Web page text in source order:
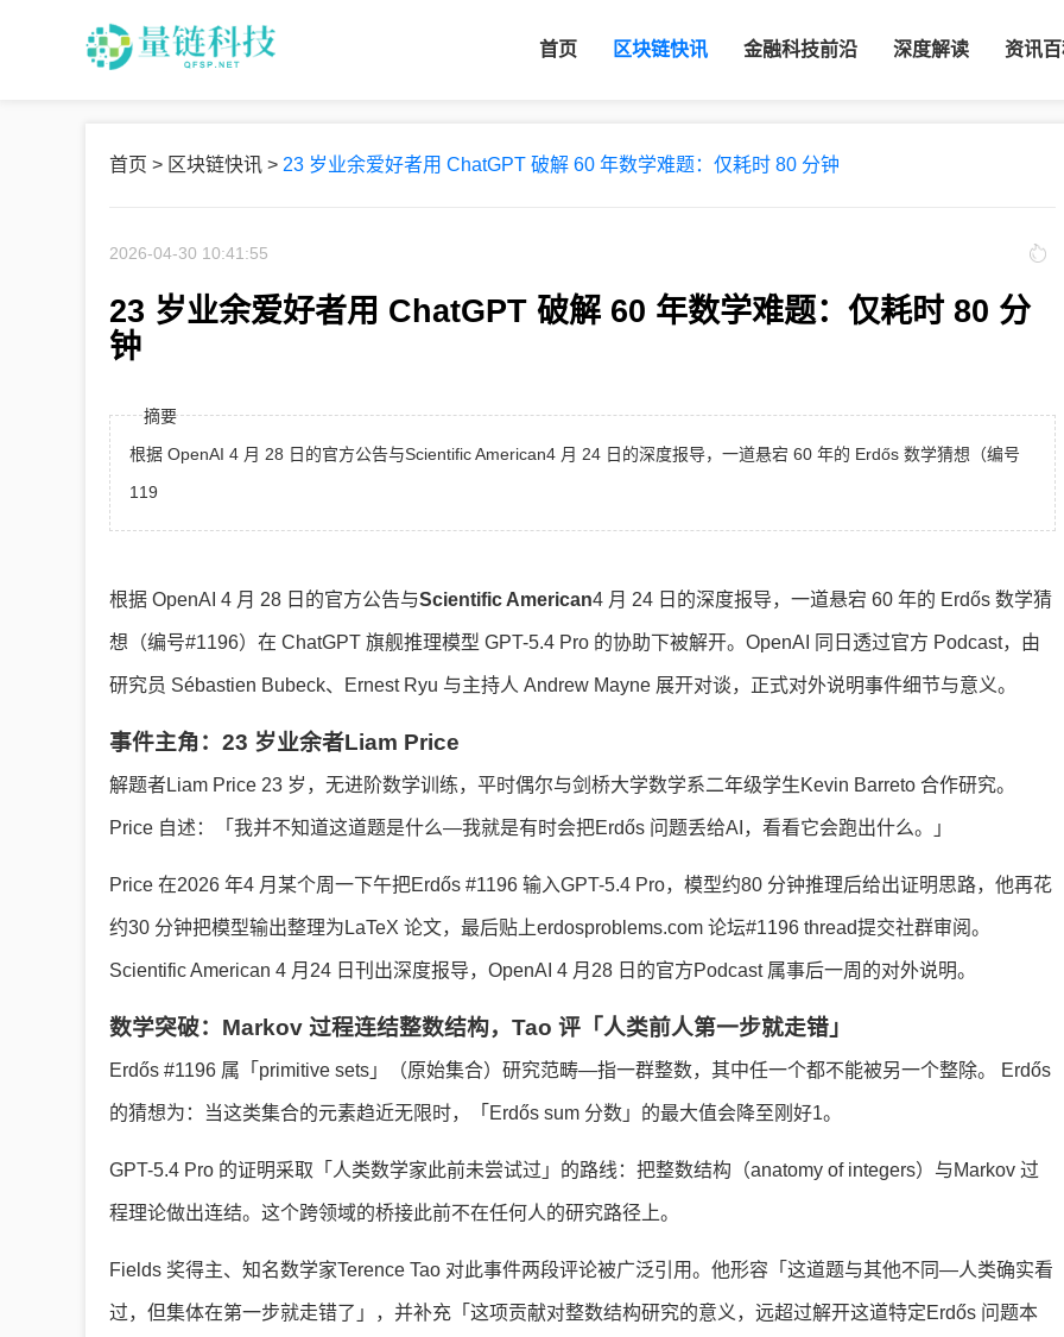
首页 区块链快讯 金融科技前沿 深度解读 资讯
首页 > 区块链快讯 > 23 岁业余爱好者用 ChatGPT 破解 60 年数学难题：仅耗时 80 分钟
2026-04-30 10:41:55
23 岁业余爱好者用 ChatGPT 破解 60 年数学难题：仅耗时 80 分
钟
摘要
根据 OpenAI 4 月 28 日的官方公告与Scientific American4 月 24 日的深度报导，一道悬宕 60 年的 Erdős 数学猜想（编号
119
根据 OpenAI 4 月 28 日的官方公告与Scientific American4 月 24 日的深度报导，一道悬宕 60 年的 Erdős 数学猜
想（编号#1196）在 ChatGPT 旗舰推理模型 GPT-5.4 Pro 的协助下被解开。OpenAI 同日透过官方 Podcast，由
研究员 Sébastien Bubeck、Ernest Ryu 与主持人 Andrew Mayne 展开对谈，正式对外说明事件细节与意义。
事件主角：23 岁业余者Liam Price
解题者Liam Price 23 岁，无进阶数学训练，平时偶尔与剑桥大学数学系二年级学生Kevin Barreto 合作研究。
Price 自述：「我并不知道这道题是什么—我就是有时会把Erdős 问题丢给AI，看看它会跑出什么。」
Price 在2026 年4 月某个周一下午把Erdős #1196 输入GPT-5.4 Pro，模型约80 分钟推理后给出证明思路，他再花
约30 分钟把模型输出整理为LaTeX 论文，最后贴上erdosproblems.com 论坛#1196 thread提交社群审阅。
Scientific American 4 月24 日刊出深度报导，OpenAI 4 月28 日的官方Podcast 属事后一周的对外说明。
数学突破：Markov 过程连结整数结构，Tao 评「人类前人第一步就走错」
Erdős #1196 属「primitive sets」（原始集合）研究范畴—指一群整数，其中任一个都不能被另一个整除。 Erdős
的猜想为：当这类集合的元素趋近无限时，「Erdős sum 分数」的最大值会降至刚好1。
GPT-5.4 Pro 的证明采取「人类数学家此前未尝试过」的路线：把整数结构（anatomy of integers）与Markov 过
程理论做出连结。这个跨领域的桥接此前不在任何人的研究路径上。
Fields 奖得主、知名数学家Terence Tao 对此事件两段评论被广泛引用。他形容「这道题与其他不同—人类确实看
过，但集体在第一步就走错了」，并补充「这项贡献对整数结构研究的意义，远超过解开这道特定Erdős 问题本